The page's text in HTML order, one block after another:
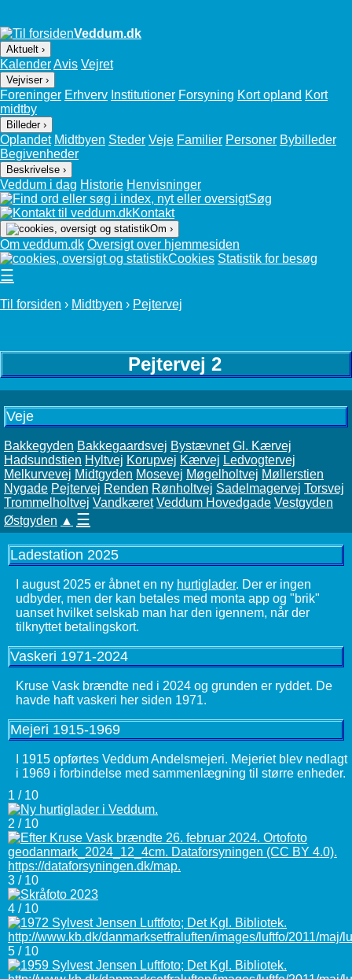
Veddum.dk
Aktuelt ›
KalenderAvis Vejret
Vejviser ›
Foreninger Erhverv Institutioner Forsyning Kort opland Kort
midtby
Billeder ›
Oplandet Midtbyen Steder Veje Familier Personer Bybilleder
Begivenheder
Beskrivelse ›
Veddum i dag Historie Henvisninger
Søg
Kontakt
Om ›
Om veddum.dk Oversigt over hjemmesiden
Cookies Statistik for besøg
☰
Til forsiden › Midtbyen › Pejtervej
Pejtervej 2
Veje
Bakkegyden Bakkegaardsvej Bystævnet Gl. Kærvej
Hadsundstien Hyltvej Korupvej Kærvej Ledvogtervej
Melkurvevej Midtgyden Mosevej Møgelholtvej Møllerstien
Nygade Pejtervej Renden Rønholtvej Sadelmagervej Torsvej
Trommelholtvej Vandkæret Veddum Hovedgade Vestgyden
Østgyden ▲ ☰
Ladestation 2025
I august 2025 er åbnet en ny hurtiglader. Der er ingen
udbyder, men der kan betales med monta app og "brik"
uanset hvilket selskab man har den igennem, når der
tilknyttet betalingskort.
Vaskeri 1971-2024
Kruse Vask brændte ned i 2024 og grunden er ryddet. De
havde haft vaskeri her siden 1971.
Mejeri 1915-1969
I 1915 opførtes Veddum Andelsmejeri. Mejeriet blev nedlagt
i 1969 i forbindelse med sammenlægning til større enheder.
1 / 10
2 / 10
3 / 10
4 / 10
5 / 10